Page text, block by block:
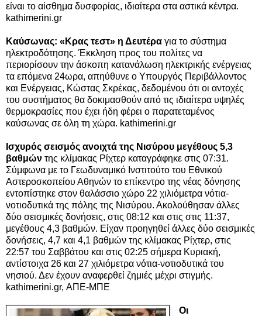
είναι το αίσθημα δυσφορίας, ιδιαίτερα στα αστικά κέντρα.
kathimerini.gr
Καύσωνας: «Κρας τεστ» η Δευτέρα για το σύστημα
ηλεκτροδότησης. Έκκληση προς του πολίτες να
περιορίσουν την άσκοπη κατανάλωση ηλεκτρικής ενέργειας
τα επόμενα 24ωρα, απηύθυνε ο Υπουργός Περιβάλλοντος
και Ενέργειας, Κώστας Σκρέκας, δεδομένου ότι οι αντοχές
του συστήματος θα δοκιμασθούν από τις ιδιαίτερα υψηλές
θερμοκρασίες που έχει ήδη φέρει ο παρατεταμένος
καύσωνας σε όλη τη χώρα. kathimerini.gr
Ισχυρός σεισμός ανοιχτά της Νισύρου μεγέθους 5,3
βαθμών της κλίμακας Ρίχτερ καταγράφηκε στις 07:31.
Σύμφωνα με το Γεωδυναμικό Ινστιτούτο του Εθνικού
Αστεροσκοπείου Αθηνών το επίκεντρο της νέας δόνησης
εντοπίστηκε στον θαλάσσιο χώρο 22 χιλιόμετρα νότια-
νοτιοδυτικά της πόλης της Νισύρου. Ακολούθησαν άλλες
δύο σεισμικές δονήσεις, στις 08:12 και στις στις 11:37,
μεγέθους 4,3 βαθμών. Είχαν προηγηθεί άλλες δύο σεισμικές
δονήσεις, 4,7 και 4,1 βαθμών της κλίμακας Ρίχτερ, στις
22:57 του Σαββάτου και στις 02:25 σήμερα Κυριακή,
αντίστοιχα 26 και 27 χιλιόμετρα νότια-νοτιοδυτικά του
νησιού. Δεν έχουν αναφερθεί ζημιές μέχρι στιγμής.
kathimerini.gr, ΑΠΕ-ΜΠΕ
Οι